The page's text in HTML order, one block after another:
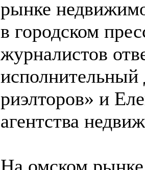
рынке
в городском
журналистов
риэлторов» и
агентства